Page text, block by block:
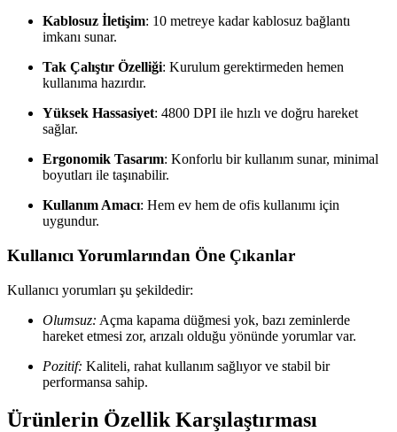
Kablosuz İletişim: 10 metreye kadar kablosuz bağlantı
imkanı sunar.
Tak Çalıştır Özelliği: Kurulum gerektirmeden hemen
kullanıma hazırdır.
Yüksek Hassasiyet: 4800 DPI ile hızlı ve doğru hareket
sağlar.
Ergonomik Tasarım: Konforlu bir kullanım sunar, minimal
boyutları ile taşınabilir.
Kullanım Amacı: Hem ev hem de ofis kullanımı için
uygundur.
Kullanıcı Yorumlarından Öne Çıkanlar
Kullanıcı yorumları şu şekildedir:
Olumsuz: Açma kapama düğmesi yok, bazı zeminlerde
hareket etmesi zor, arızalı olduğu yönünde yorumlar var.
Pozitif: Kaliteli, rahat kullanım sağlıyor ve stabil bir
performansa sahip.
Ürünlerin Özellik Karşılaştırması